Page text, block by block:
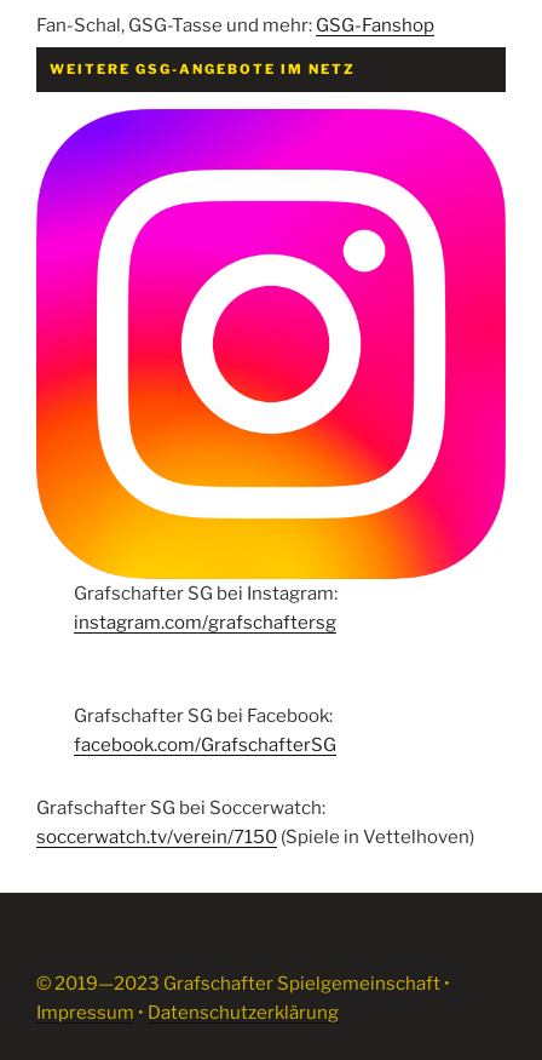
Fan-Schal, GSG-Tasse und mehr: GSG-Fanshop
WEITERE GSG-ANGEBOTE IM NETZ
Grafschafter SG bei Instagram:
instagram.com/grafschaftersg
Grafschafter SG bei Facebook:
facebook.com/GrafschafterSG
Grafschafter SG bei Soccerwatch:
soccerwatch.tv/verein/7150 (Spiele in Vettelhoven)
© 2019—2023 Grafschafter Spielgemeinschaft •
Impressum • Datenschutzerklärung